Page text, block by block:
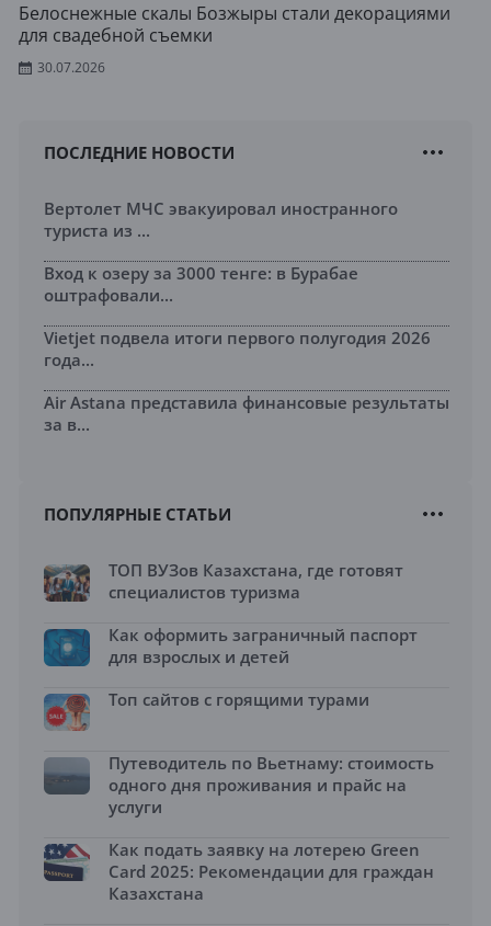
Белоснежные скалы Бозжыры стали декорациями
для свадебной съемки
30.07.2026
ПОСЛЕДНИЕ НОВОСТИ
Вертолет МЧС эвакуировал иностранного
туриста из ...
Вход к озеру за 3000 тенге: в Бурабае
оштрафовали...
Vietjet подвела итоги первого полугодия 2026
года...
Air Astana представила финансовые результаты
за в...
ПОПУЛЯРНЫЕ СТАТЬИ
ТОП ВУЗов Казахстана, где готовят
специалистов туризма
Как оформить заграничный паспорт
для взрослых и детей
Топ сайтов с горящими турами
Путеводитель по Вьетнаму: стоимость
одного дня проживания и прайс на
услуги
Как подать заявку на лотерею Green
Card 2025: Рекомендации для граждан
Казахстана